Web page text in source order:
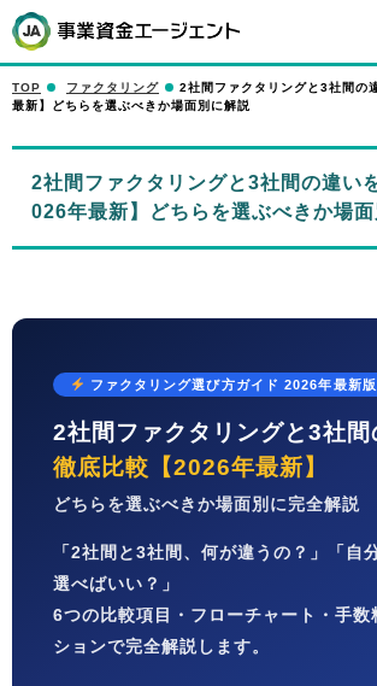
TOP ファクタリング
2社間ファクタリングと3社間の
最新】どちらを選ぶべきか場面別に解説
2社間ファクタリングと3社間の違い
026年最新】どちらを選ぶべきか場
ファクタリング選び方ガイド 2026年最新版
2社間ファクタリングと3社間
徹底比較【2026年最新】
どちらを選ぶべきか場面別に完全解説
「2社間と3社間、何が違うの？」「自
選べばいい？」
6つの比較項目・フローチャート・手数
ションで完全解説します。